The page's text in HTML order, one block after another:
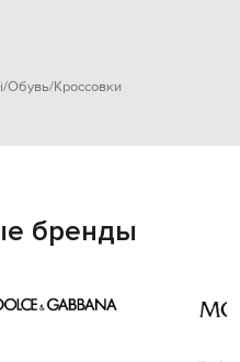
Обувь Кроссовки
бренды